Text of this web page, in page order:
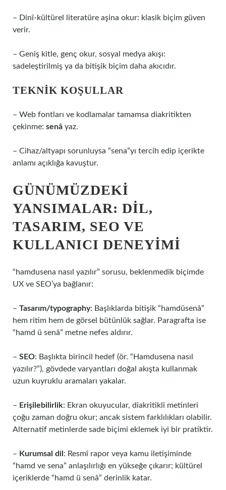
– Dinî-kültürel literatüre aşina okur: klasik biçim güven
verir.
– Geniş kitle, genç okur, sosyal medya akışı:
sadeleştirilmiş ya da bitişik biçim daha akıcıdır.
TEKNIK KOŞULLAR
– Web fontları ve kodlamalar tamamsa diakritikten
çekinme: senâ yaz.
– Cihaz/altyapı sorunluysa “sena”yı tercih edip içerikte
anlamı açıklığa kavuştur.
GÜNÜMÜZDEKI
YANSIMALAR: DIL,
TASARIM, SEO VE
KULLANICI DENEYIMI
“hamdusena nasıl yazılır” sorusu, beklenmedik biçimde
UX ve SEO’ya bağlanır:
– Tasarım/typography: Başlıklarda bitişik “hamdüsenâ”
hem ritim hem de görsel bütünlük sağlar. Paragrafta ise
“hamd ü senâ” metne nefes aldırır.
– SEO: Başlıkta birincil hedef (ör. “Hamdusena nasıl
yazılır?”), gövdede varyantları doğal akışta kullanmak
uzun kuyruklu aramaları yakalar.
– Erişilebilirlik: Ekran okuyucular, diakritikli metinleri
çoğu zaman doğru okur; ancak sistem farklılıkları olabilir.
Alternatif metinlerde sade biçimi eklemek iyi bir pratiktir.
– Kurumsal dil : Resmî rapor veya kamu iletişiminde
“hamd ve sena” anlaşılırlığı en yükseğe çıkarır; kültürel
içeriklerde “hamd ü senâ” derinlik katar.